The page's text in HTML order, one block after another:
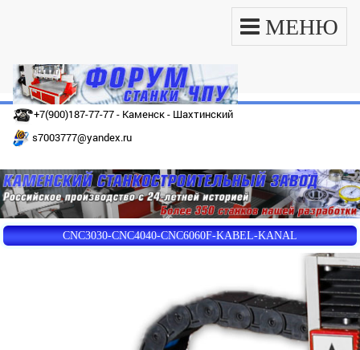
МЕНЮ
+7(900)187-77-77 - Каменск - Шахтинский
s7003777@yandex.ru
CNC3030-CNC4040-CNC6060F-KABEL-KANAL